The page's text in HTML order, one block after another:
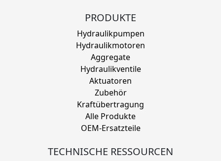
PRODUKTE
Hydraulikpumpen
Hydraulikmotoren
Aggregate
Hydraulikventile
Aktuatoren
Zubehör
Kraftübertragung
Alle Produkte
OEM-Ersatzteile
TECHNISCHE RESSOURCEN